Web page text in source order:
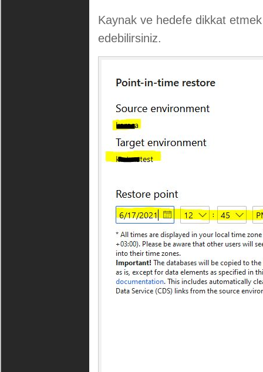
Kaynak ve hedefe dikkat
edebilirsiniz.